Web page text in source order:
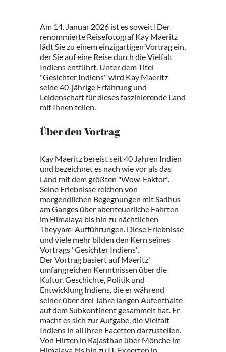
Am 14. Januar 2026 ist es soweit! Der
renommierte Reisefotograf Kay Maeritz
lädt Sie zu einem einzigartigen Vortrag ein,
der Sie auf eine Reise durch die Vielfalt
Indiens entführt. Unter dem Titel
"Gesichter Indiens" wird Kay Maeritz
seine 40-jährige Erfahrung und
Leidenschaft für dieses faszinierende Land
mit Ihnen teilen.
Über den Vortrag
Kay Maeritz bereist seit 40 Jahren Indien
und bezeichnet es nach wie vor als das
Land mit dem größten "Wow-Faktor".
Seine Erlebnisse reichen von
morgendlichen Begegnungen mit Sadhus
am Ganges über abenteuerliche Fahrten
im Himalaya bis hin zu nächtlichen
Theyyam-Aufführungen. Diese Erlebnisse
und viele mehr bilden den Kern seines
Vortrags "Gesichter Indiens".
Der Vortrag basiert auf Maeritz'
umfangreichen Kenntnissen über die
Kultur, Geschichte, Politik und
Entwicklung Indiens, die er während
seiner über drei Jahre langen Aufenthalte
auf dem Subkontinent gesammelt hat. Er
macht es sich zur Aufgabe, die Vielfalt
Indiens in all ihren Facetten darzustellen.
Von Hirten in Rajasthan über Mönche im